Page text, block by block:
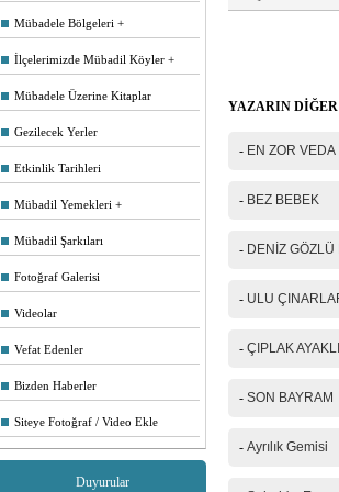
Mübadele Bölgeleri
İlçelerimizde Mübadil Köyler
Mübadele Üzerine Kitaplar
Gezilecek Yerler
Etkinlik Tarihleri
Mübadil Yemekleri
Mübadil Şarkıları
Fotoğraf Galerisi
Videolar
Vefat Edenler
Bizden Haberler
Siteye Fotoğraf / Video Ekle
Duyurular
Mesajınız(*)
IP Adresiniz
YAZARIN
- EN ZOR VEDA
- BEZ BEBEK
- DENİZ GÖZLÜ
- ULU
- ÇIPLAK
- SON BAYRAM
- Ayrılık Gemisi